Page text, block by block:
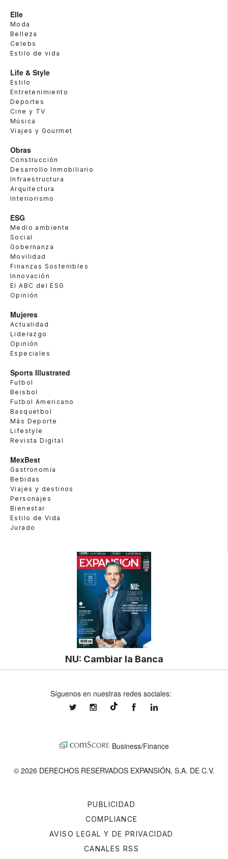
Elle
Moda
Belleza
Celebs
Estilo de vida
Life & Style
Estilo
Entretenimiento
Deportes
Cine y TV
Música
Viajes y Gourmet
Obras
Construcción
Desarrollo Inmobiliario
Infraestructura
Arquitectura
Interiorismo
ESG
Medio ambiente
Social
Gobernanza
Movilidad
Finanzas Sostenibles
Innovación
El ABC del ESG
Opinión
Mujeres
Actualidad
Liderazgo
Opinión
Especiales
Sports Illustrated
Futbol
Beisbol
Futbol Americano
Basquetbol
Más Deporte
Lifestyle
Revista Digital
MexBest
Gastronomía
Bebidas
Viajes y destinos
Personajes
Bienestar
Estilo de Vida
Jurado
NU: Cambiar la Banca
PUBLICIDAD
COMPLIANCE
AVISO LEGAL Y DE PRIVACIDAD
CANALES RSS
Síguenos en nuestras redes sociales:
expansionmxexpansionmx ExpansionMex
Business/Finance
© 2026 DERECHOS RESERVADOS EXPANSIÓN, S.A. DE C.V.